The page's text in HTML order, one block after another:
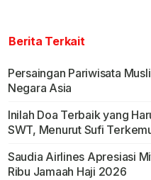
Berita Terkait
Persaingan Pariwisata
Negara Asia
Inilah Doa Terbaik yang
SWT, Menurut Sufi
Saudia Airlines Apresiasi
Ribu Jamaah Haji 2026